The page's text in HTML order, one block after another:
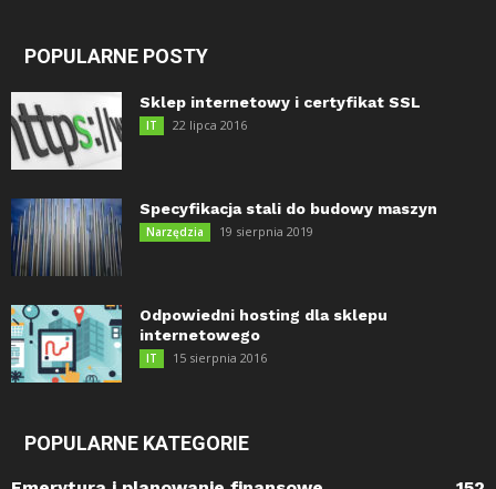
POPULARNE POSTY
Sklep internetowy i certyfikat SSL
IT 22 lipca 2016
Specyfikacja stali do budowy maszyn
Narzędzia 19 sierpnia 2019
Odpowiedni hosting dla sklepu
internetowego
IT 15 sierpnia 2016
POPULARNE KATEGORIE